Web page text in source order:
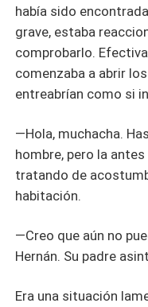
había sido
grave, estaba
comprobarlo.
comenzaba a abrir
entreabrían como si
—Hola, muchacha.
hombre, pero la
tratando de
habitación.
—Creo que aún no
Hernán. Su padre
Era una situación